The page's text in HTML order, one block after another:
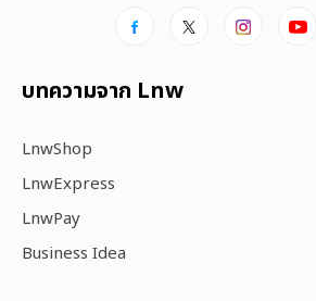
บทความจาก Lnw
LnwShop
LnwExpress
LnwPay
Business Idea